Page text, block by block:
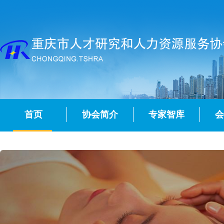
首页 协会简介 专家智库